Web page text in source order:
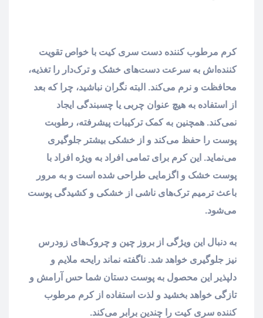
کرم مرطوب کننده دست سری کیت با خواص تقویت
کننده‌اش به سرعت دست‌های خشک و ترک‌دار را تغذیه،
محافظت و نرم می‌کند. البته نگران نباشید، چرا که بعد
از استفاده به هیچ عنوان چربی یا چسبندگی ایجاد
نمی‌کند. همچنین به کمک ترکیبات پیشرفته، رطوبت
پوست را حفظ می‌کند و از خشکی بیشتر جلوگیری
می‌نماید. این کرم برای تمامی افراد به ویژه افراد با
پوست خشک و اگزمایی طراحی شده است و به مرور
باعث ترمیم ترک‌های ناشی از خشکی و کشیدگی پوست
می‌شود.
به دنبال این ویژگی از بروز چین و چروک‌های زودرس
نیز جلوگیری خواهد شد. ناگفته نماند رایحه ملایم و
دلپذیر این محصول به پوست دستان شما حس آرامش و
تازگی خواهد بخشید و لذت استفاده از کرم مرطوب
کننده سری کیت را چندین برابر می‌کند.